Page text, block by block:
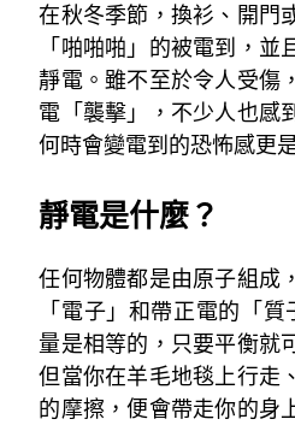
在秋冬季節，換衫、開門
「啪啪啪」的被電到，
靜電。雖不至於令人受傷
電「襲擊」，不少人也感
何時會變電到的恐怖感更
靜電是什麼？
任何物體都是由原子組成
「電子」和帶正電的「
量是相等的，只要平衡就
但當你在羊毛地毯上行走
的摩擦，便會帶走你的身